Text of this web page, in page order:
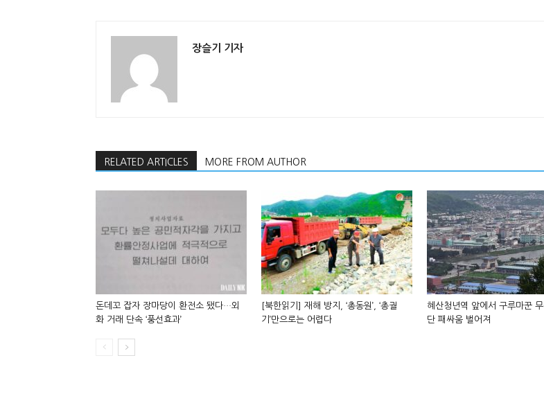
장슬기 기자
RELATED ARTICLES MORE FROM AUTHOR
돈데꼬 잡자 장마당이 환전소 됐다…외
화 거래 단속 ‘풍선효과’
[북한읽기] 재해 방지, ‘총동원’, ‘총궐
기’만으로는 어렵다
혜산청년역 앞에서 구루마꾼
단 패싸움 벌어져